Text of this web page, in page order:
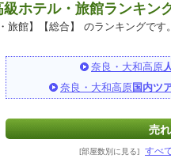
ホテル・旅館ランキン
旅館】【総合】
のランキングです。
奈良・大和高原
奈良・大和高原国内ツ
売
[部屋数別に見る] すべ